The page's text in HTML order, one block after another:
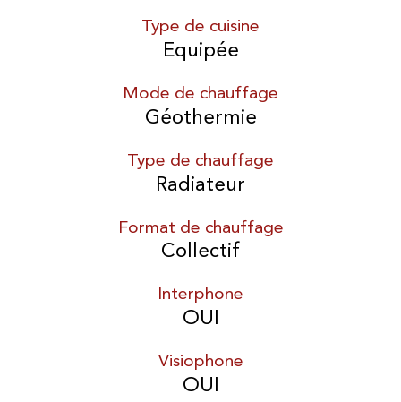
Type de cuisine
Equipée
Mode de chauffage
Géothermie
Type de chauffage
Radiateur
Format de chauffage
Collectif
Interphone
OUI
Visiophone
OUI